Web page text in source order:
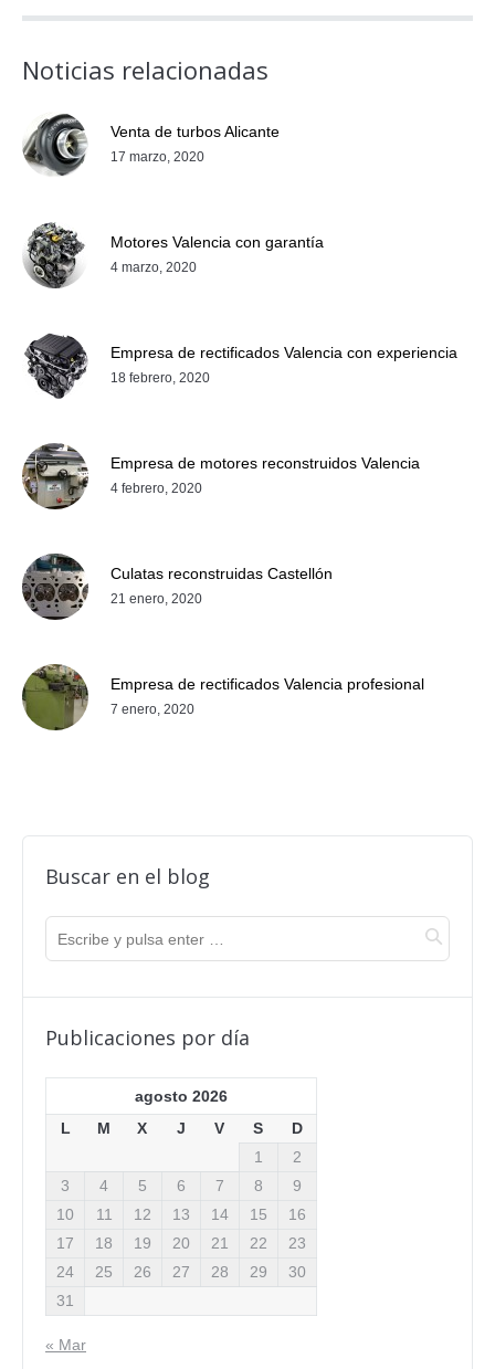
Noticias relacionadas
Venta de turbos Alicante
17 marzo, 2020
Motores Valencia con garantía
4 marzo, 2020
Empresa de rectificados Valencia con experiencia
18 febrero, 2020
Empresa de motores reconstruidos Valencia
4 febrero, 2020
Culatas reconstruidas Castellón
21 enero, 2020
Empresa de rectificados Valencia profesional
7 enero, 2020
Buscar en el blog
Publicaciones por día
agosto 2026
L
M X J V S
D
1
2
3
4 5 6 7 8
9
10
11 12 13 14 15
16
17
18 19 20 21 22
23
24
25 26 27 28 29
30
31
« Mar